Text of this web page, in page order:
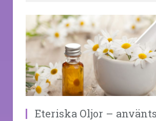
Eteriska Oljor –